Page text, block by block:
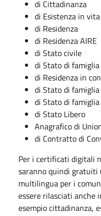
di Cittadinanza
di Esistenza in vita
di Residenza
di Residenza AIRE
di Stato civile
di Stato di famiglia
di Residenza in
di Stato di famiglia
di Stato di
di Stato Libero
Anagrafico di
di Contratto di
Per i certificati digitali
saranno quindi gratuiti
multilingua per i
essere rilasciati anche
esempio cittadinanza,